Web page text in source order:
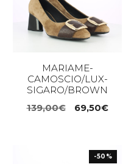
MARIAME-
CAMOSCIO/LUX-
SIGARO/BROWN
139,00€
Il
139,00€.
69,50€Il
-50%